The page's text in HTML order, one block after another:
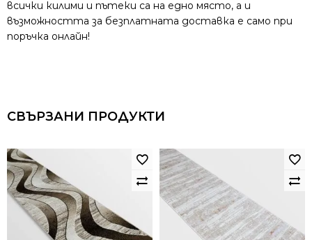
всички килими и пътеки са на едно място, а и
възможността за безплатната доставка е само при
поръчка онлайн!
СВЪРЗАНИ ПРОДУКТИ